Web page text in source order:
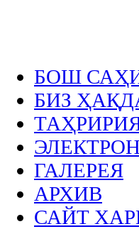
БОШ
БИЗ
ГАЛЕРЕЯ
АРХИВ
САЙТ